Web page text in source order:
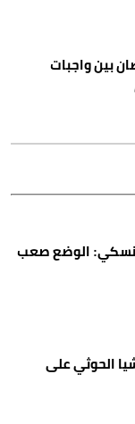
بين واجبات
الوضع صعب
الحوثي على